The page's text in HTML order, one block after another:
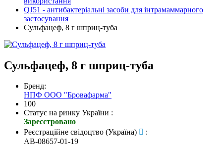
QJ51 - антибактеріальні засоби для інтрамаммарного
застосування
Сульфацеф, 8 г шприц-туба
Сульфацеф, 8 г шприц-туба
Бренд:
НПФ ООО "Бровафарма"
100
Статус на ринку України :
Зареєстровано
Реєстраційне свідоцтво (Україна)
:
AB-08657-01-19